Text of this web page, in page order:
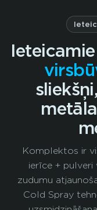
Komplektos ir
ierīce + pulveri
zudumu
Cold Spray